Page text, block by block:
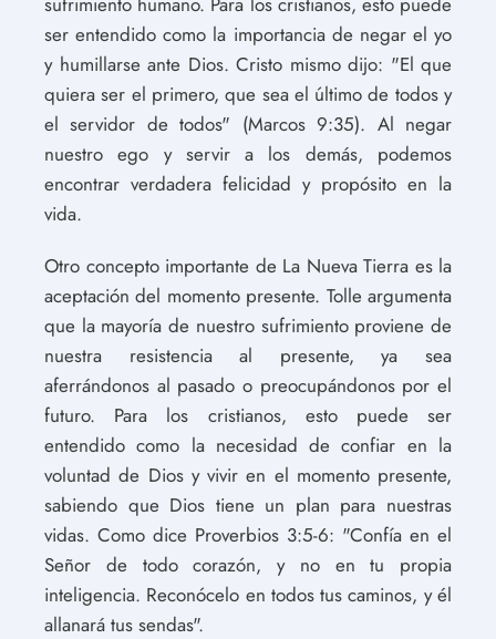
ser entendido como la importancia de negar el yo
y humillarse ante Dios. Cristo mismo dijo: "El que
quiera ser el primero, que sea el último de todos y
el servidor de todos" (Marcos 9:35). Al negar
nuestro ego y servir a los demás, podemos
encontrar verdadera felicidad y propósito en la
vida.
Otro concepto importante de La Nueva Tierra es la
aceptación del momento presente. Tolle argumenta
que la mayoría de nuestro sufrimiento proviene de
nuestra resistencia al presente, ya sea
aferrándonos al pasado o preocupándonos por el
futuro. Para los cristianos, esto puede ser
entendido como la necesidad de confiar en la
voluntad de Dios y vivir en el momento presente,
sabiendo que Dios tiene un plan para nuestras
vidas. Como dice Proverbios 3:5-6: "Confía en el
Señor de todo corazón, y no en tu propia
inteligencia. Reconócelo en todos tus caminos, y él
allanará tus sendas".